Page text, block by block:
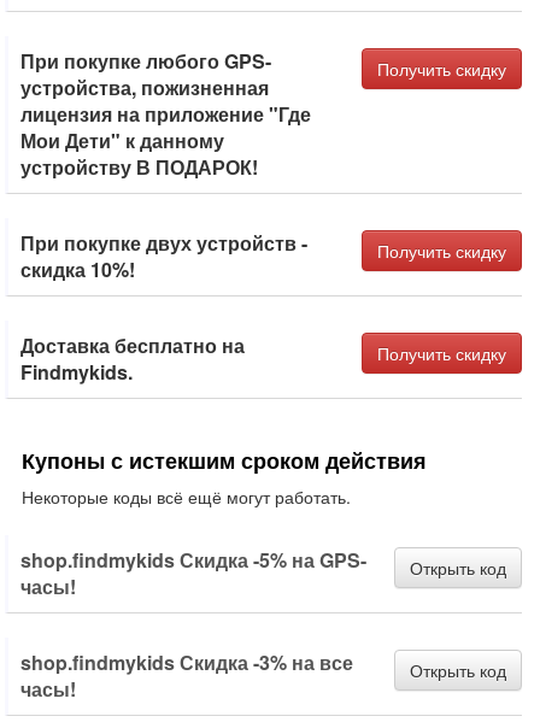
При покупке любого GPS-
устройства, пожизненная
лицензия на приложение "Где
Мои Дети" к данному
устройству В ПОДАРОК!
Получить скидку
При покупке двух устройств -
скидка 10%!
Получить скидку
Доставка бесплатно на
Findmykids.
Получить скидку
Купоны с истекшим сроком действия
Некоторые коды всё ещё могут работать.
shop.findmykids Скидка -5% на GPS-
часы!
Открыть код
shop.findmykids Скидка -3% на все
часы!
Открыть код